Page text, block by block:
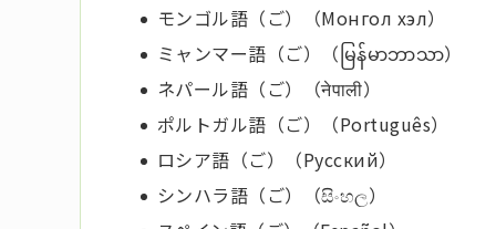
モンゴル語（ご）（Монгол хэл）
ミャンマー語（ご）（မြန်မာဘာသာ）
ネパール語（ご）（नेपाली）
ポルトガル語（ご）（Português）
ロシア語（ご）（Русский）
シンハラ語（ご）（සිංහල）